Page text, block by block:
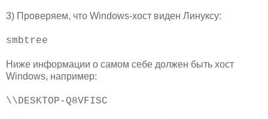
3) Проверяем, что Windows-хост виден Линуксу:
smbtree
Ниже информации о самом себе должен быть хост
Windows, например:
\\DESKTOP-Q8VFISC